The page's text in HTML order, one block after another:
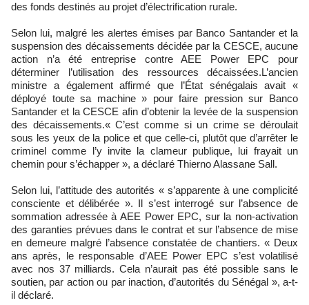
des fonds destinés au projet d’électrification rurale.
Selon lui, malgré les alertes émises par Banco Santander et la
suspension des décaissements décidée par la CESCE, aucune
action n’a été entreprise contre AEE Power EPC pour
déterminer l’utilisation des ressources décaissées.L’ancien
ministre a également affirmé que l’État sénégalais avait «
déployé toute sa machine » pour faire pression sur Banco
Santander et la CESCE afin d’obtenir la levée de la suspension
des décaissements.« C’est comme si un crime se déroulait
sous les yeux de la police et que celle-ci, plutôt que d’arrêter le
criminel comme l’y invite la clameur publique, lui frayait un
chemin pour s’échapper », a déclaré Thierno Alassane Sall.
Selon lui, l’attitude des autorités « s’apparente à une complicité
consciente et délibérée ». Il s’est interrogé sur l’absence de
sommation adressée à AEE Power EPC, sur la non-activation
des garanties prévues dans le contrat et sur l’absence de mise
en demeure malgré l’absence constatée de chantiers. « Deux
ans après, le responsable d’AEE Power EPC s’est volatilisé
avec nos 37 milliards. Cela n’aurait pas été possible sans le
soutien, par action ou par inaction, d’autorités du Sénégal », a-t-
il déclaré.